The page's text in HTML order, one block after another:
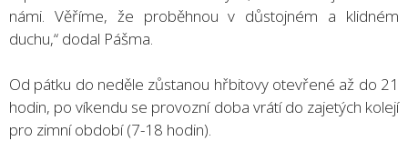
námi. Věříme, že proběhnou v důstojném a klidném
duchu,“ dodal Pášma.
Od pátku do neděle zůstanou hřbitovy otevřené až do 21
hodin, po víkendu se provozní doba vrátí do zajetých kolejí
pro zimní období (7-18 hodin).